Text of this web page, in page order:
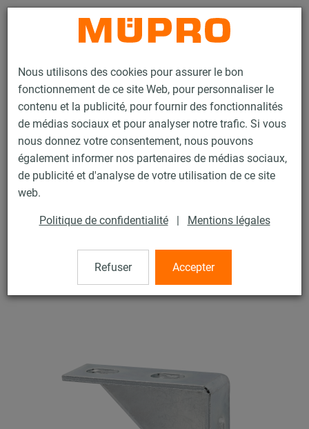
Nous utilisons des cookies pour assurer le bon
fonctionnement de ce site Web, pour personnaliser le
contenu et la publicité, pour fournir des fonctionnalités
de médias sociaux et pour analyser notre trafic. Si vous
nous donnez votre consentement, nous pouvons
également informer nos partenaires de médias sociaux,
de publicité et d'analyse de votre utilisation de ce site
web.
Politique de confidentialité | Mentions légales
Refuser Accepter
Contact
Produits Technique de fixation
Fixation de gaines
Produits en inox pour la fixation de gaines
Equerre de consolidation
Equerre de consolidation